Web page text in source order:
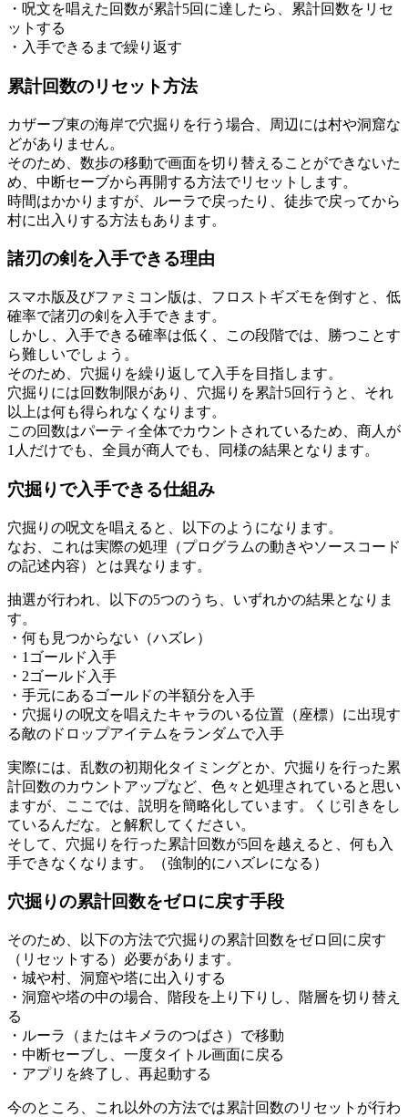
・呪文を唱えた回数が累計5回に達したら、累計回数をリセ
ットする
・入手できるまで繰り返す
累計回数のリセット方法
カザーブ東の海岸で穴掘りを行う場合、周辺には村や洞窟な
どがありません。
そのため、数歩の移動で画面を切り替えることができないた
め、中断セーブから再開する方法でリセットします。
時間はかかりますが、ルーラで戻ったり、徒歩で戻ってから
村に出入りする方法もあります。
諸刃の剣を入手できる理由
スマホ版及びファミコン版は、フロストギズモを倒すと、低
確率で諸刃の剣を入手できます。
しかし、入手できる確率は低く、この段階では、勝つことす
ら難しいでしょう。
そのため、穴掘りを繰り返して入手を目指します。
穴掘りには回数制限があり、穴掘りを累計5回行うと、それ
以上は何も得られなくなります。
この回数はパーティ全体でカウントされているため、商人が
1人だけでも、全員が商人でも、同様の結果となります。
穴掘りで入手できる仕組み
穴掘りの呪文を唱えると、以下のようになります。
なお、これは実際の処理（プログラムの動きやソースコード
の記述内容）とは異なります。
抽選が行われ、以下の5つのうち、いずれかの結果となりま
す。
・何も見つからない（ハズレ）
・1ゴールド入手
・2ゴールド入手
・手元にあるゴールドの半額分を入手
・穴掘りの呪文を唱えたキャラのいる位置（座標）に出現す
る敵のドロップアイテムをランダムで入手
実際には、乱数の初期化タイミングとか、穴掘りを行った累
計回数のカウントアップなど、色々と処理されていると思い
ますが、ここでは、説明を簡略化しています。くじ引きをし
ているんだな。と解釈してください。
そして、穴掘りを行った累計回数が5回を越えると、何も入
手できなくなります。（強制的にハズレになる）
穴掘りの累計回数をゼロに戻す手段
そのため、以下の方法で穴掘りの累計回数をゼロ回に戻す
（リセットする）必要があります。
・城や村、洞窟や塔に出入りする
・洞窟や塔の中の場合、階段を上り下りし、階層を切り替え
る
・ルーラ（またはキメラのつばさ）で移動
・中断セーブし、一度タイトル画面に戻る
・アプリを終了し、再起動する
今のところ、これ以外の方法では累計回数のリセットが行わ